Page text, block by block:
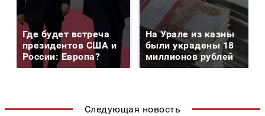
Где будет встреча
президентов США и
России: Европа?
На Урале из казны
были украдены 18
миллионов рублей
Следующая новость